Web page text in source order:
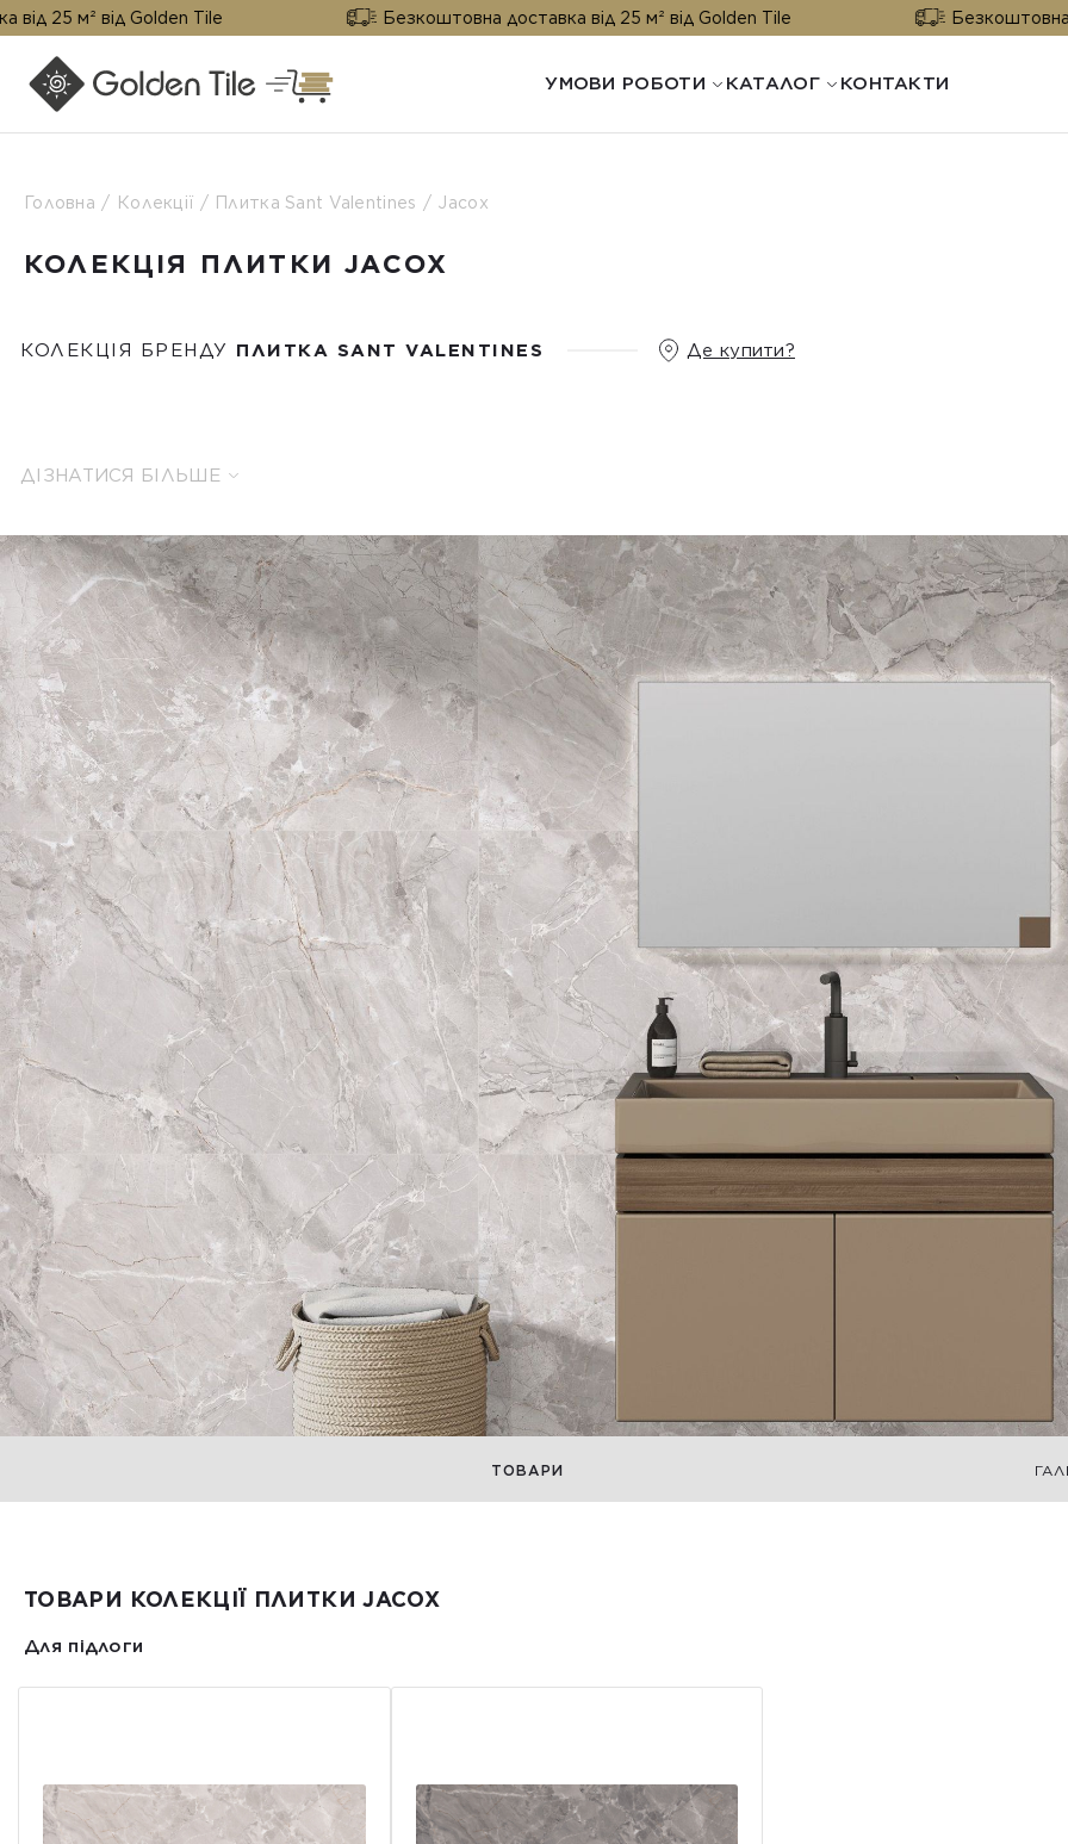
від Golden Tile Безкоштовна доставка від 25 м² від Golden Tile Безкоштовна
УМОВИ РОБОТИ КАТАЛОГ КОНТАКТИ
Головна Колекції Плитка Sant Valentines Jacox
КОЛЕКЦІЯ ПЛИТКИ JACOX
КОЛЕКЦІЯ БРЕНДУ ПЛИТКА SANT VALENTINES Де купити?
ДІЗНАТИСЯ БІЛЬШЕ
ТОВАРИ
ТОВАРИ КОЛЕКЦІЇ ПЛИТКИ JACOX
Для підлоги